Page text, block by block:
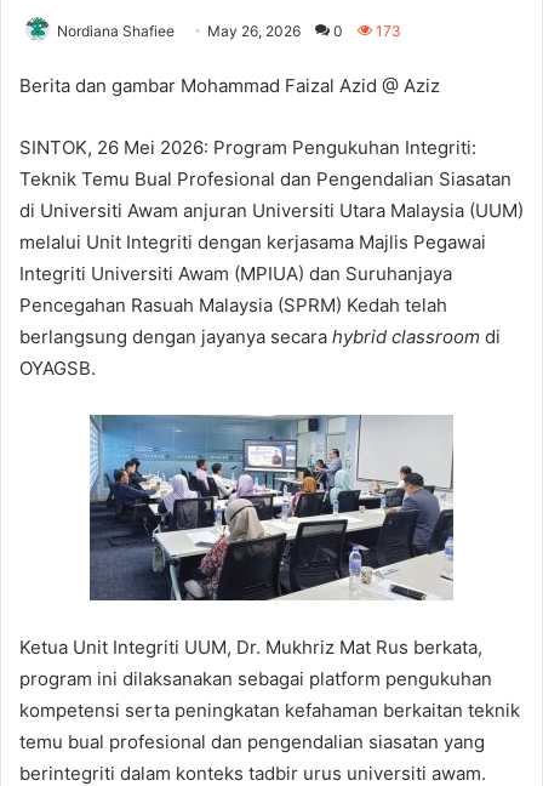
Nordiana Shafiee May 26, 2026 0 173
Berita dan gambar Mohammad Faizal Azid @ Aziz
SINTOK, 26 Mei 2026: Program Pengukuhan Integriti:
Teknik Temu Bual Profesional dan Pengendalian Siasatan
di Universiti Awam anjuran Universiti Utara Malaysia (UUM)
melalui Unit Integriti dengan kerjasama Majlis Pegawai
Integriti Universiti Awam (MPIUA) dan Suruhanjaya
Pencegahan Rasuah Malaysia (SPRM) Kedah telah
berlangsung dengan jayanya secara hybrid classroom di
OYAGSB.
Ketua Unit Integriti UUM, Dr. Mukhriz Mat Rus berkata,
program ini dilaksanakan sebagai platform pengukuhan
kompetensi serta peningkatan kefahaman berkaitan teknik
temu bual profesional dan pengendalian siasatan yang
berintegriti dalam konteks tadbir urus universiti awam.